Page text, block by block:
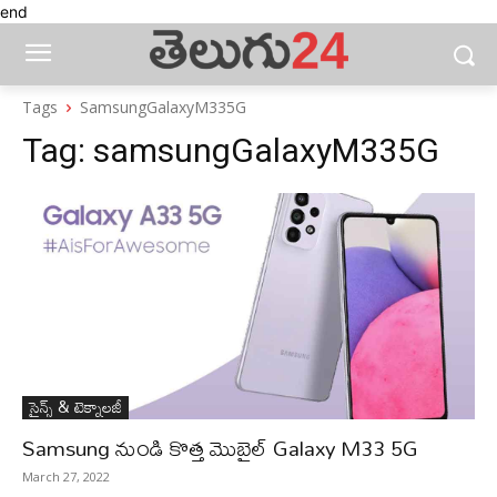
end
Tags SamsungGalaxyM335G
Tag: samsungGalaxyM335G
సైన్స్‌ & టెక్నాలజీ
Samsung నుండి కొత్త మొబైల్‌ Galaxy M33 5G
March 27, 2022